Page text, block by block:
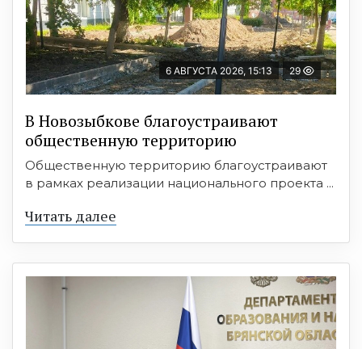
6 АВГУСТА 2026, 15:13 29
В Новозыбкове благоустраивают
общественную территорию
Общественную территорию благоустраивают
в рамках реализации национального проекта ...
Читать далее